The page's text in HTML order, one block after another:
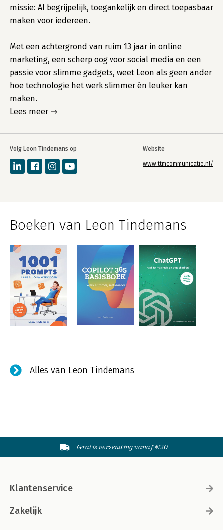
Volg Leon Tindemans op Website
www.ttmcommunicatie.nl/
missie: AI begrijpelijk, toegankelijk en direct toepasbaar
maken voor iedereen.
Met een achtergrond van ruim 13 jaar in online
marketing, een scherp oog voor social media en een
passie voor slimme gadgets, weet Leon als geen ander
hoe technologie het werk slimmer én leuker kan
maken.
Lees meer
Boeken van Leon Tindemans
Alles van Leon Tindemans
Gratis verzending vanaf €20
Klantenservice
Zakelijk